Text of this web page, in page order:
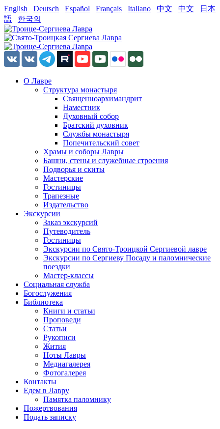
English Deutsch Español Français Italiano 中文 中文
日本
語
한국의
О Лавре
Структура монастыря
Священноархимандрит
Наместник
Духовный собор
Братский духовник
Службы монастыря
Попечительский совет
Храмы и соборы Лавры
Башни, стены и служебные строения
Подворья и скиты
Мастерские
Гостиницы
Трапезные
Издательство
Экскурсии
Заказ экскурсий
Путеводитель
Гостиницы
Экскурсии по Свято-Троицкой Сергиевой лавре
Экскурсии по Сергиеву Посаду и паломнические
поездки
Мастер-классы
Социальная служба
Богослужения
Библиотека
Книги и статьи
Проповеди
Статьи
Рукописи
Жития
Ноты Лавры
Медиагалерея
Фотогалерея
Контакты
Едем в Лавру
Памятка паломнику
Пожертвования
Подать записку